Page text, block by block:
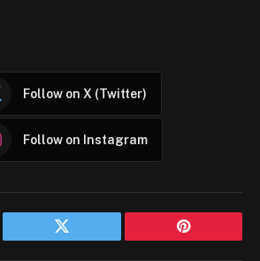
Follow on X (Twitter)
Follow on Instagram
Twitter Pinterest